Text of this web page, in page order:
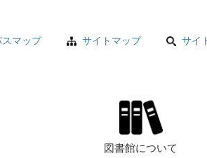
マップ サイトマップ サイ
図書館について